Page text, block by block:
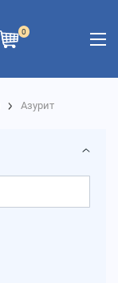
0
Азурит